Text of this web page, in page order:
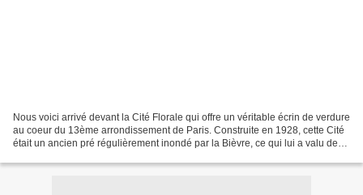
Nous voici arrivé devant la Cité Florale qui offre un véritable écrin de verdure
au coeur du 13ème arrondissement de Paris. Construite en 1928, cette Cité
était un ancien pré régulièrement inondé par la Bièvre, ce qui lui a valu de